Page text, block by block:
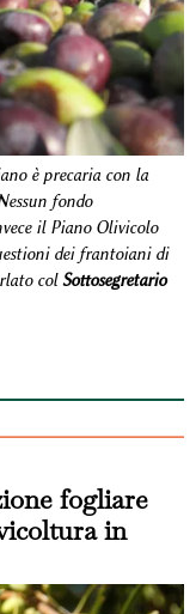
è precaria con la
fondo
il Piano Olivicolo
dei frantoiani di
colSottosegretario
fogliare
in